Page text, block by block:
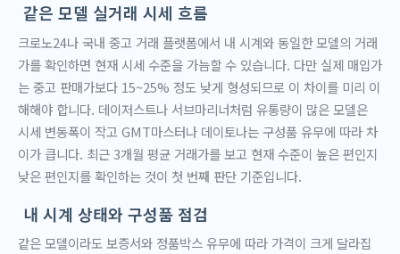
같은 모델 실거래 시세 흐름
크로노24나 국내 중고 거래 플랫폼에서 내 시계와 동일한 모델의 거래
가를 확인하면 현재 시세 수준을 가늠할 수 있습니다. 다만 실제 매입가
는 중고 판매가보다 15~25% 정도 낮게 형성되므로 이 차이를 미리 이
해해야 합니다. 데이저스트나 서브마리너처럼 유통량이 많은 모델은
시세 변동폭이 작고 GMT마스터나 데이토나는 구성품 유무에 따라 차
이가 큽니다. 최근 3개월 평균 거래가를 보고 현재 수준이 높은 편인지
낮은 편인지를 확인하는 것이 첫 번째 판단 기준입니다.
내 시계 상태와 구성품 점검
같은 모델이라도 보증서와 정품박스 유무에 따라 가격이 크게 달라집